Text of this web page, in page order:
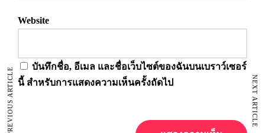
Website
บันทึกชื่อ, อีเมล และชื่อเว็บไซต์ของฉันบนเบราว์เซอร์
นี้ สำหรับการแสดงความเห็นครั้งถัดไป
PREVIOUS ARTICLE NEXT ARTICLE